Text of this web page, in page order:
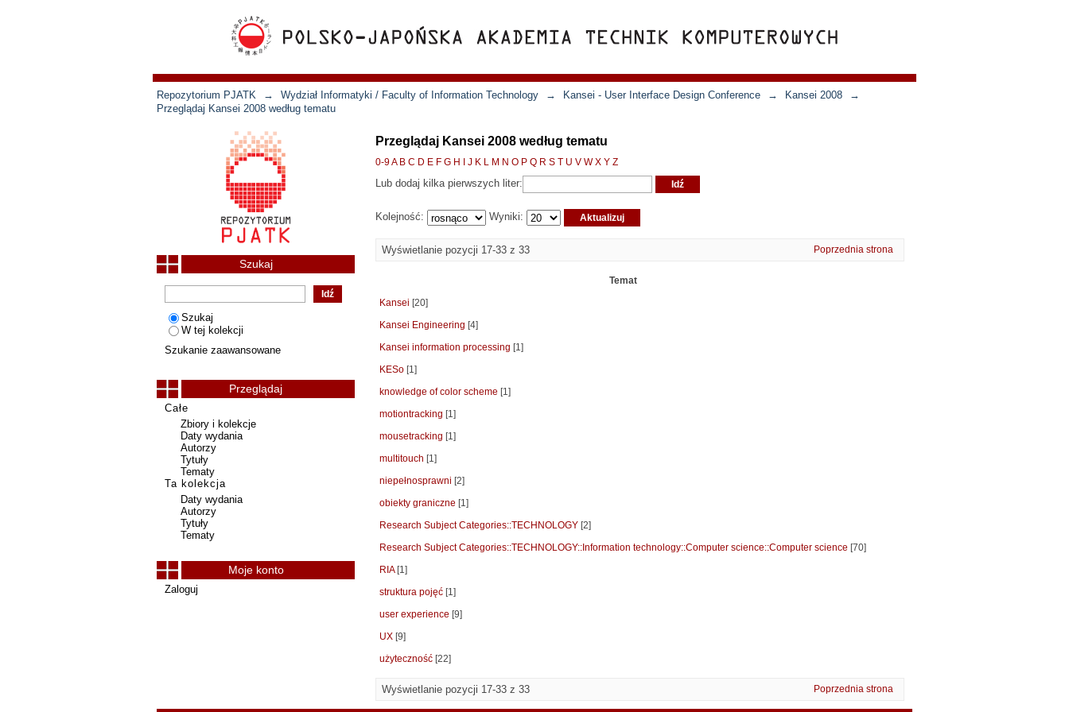
Repozytorium PJATK → Wydział Informatyki / Faculty of Information Technology → Kansei - User Interface Design Conference → Kansei 2008
→
Przeglądaj Kansei 2008 według tematu
Przeglądaj Kansei 2008 według tematu
0-9A B C D E F G H J K L M N O P Q R S T U V W X Y Z
Lub dodaj kilka pierwszych liter:
Kolejność: Wyniki:
Wyświetlanie pozycji 17-33 z 33 Poprzednia strona
Temat
Kansei [20]
Kansei Engineering [4]
Kansei information processing [1]
KESo [1]
knowledge of color scheme [1]
motiontracking [1]
mousetracking [1]
multitouch [1]
niepełnosprawni [2]
obiekty graniczne [1]
Research Subject Categories::TECHNOLOGY [2]
Research Subject Categories::TECHNOLOGY::Information technology::Computer science::Computer science [70]
RIA[1]
struktura pojęć [1]
user experience [9]
UX [9]
użyteczność [22]
Wyświetlanie pozycji 17-33 z 33 Poprzednia strona
Szukaj
Szukaj
W tej kolekcji
Szukanie zaawansowane
Przeglądaj
Całe
Zbiory i kolekcje
Daty wydania
Autorzy
Tytuły
Tematy
Ta kolekcja
Daty wydania
Autorzy
Tytuły
Tematy
Moje konto
Zaloguj